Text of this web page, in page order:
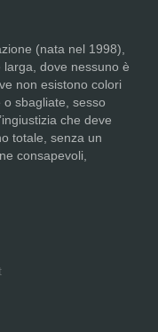
(nata nel 1998),
dove nessuno è
non esistono colori
sbagliate, sesso
che deve
totale, senza un
consapevoli,